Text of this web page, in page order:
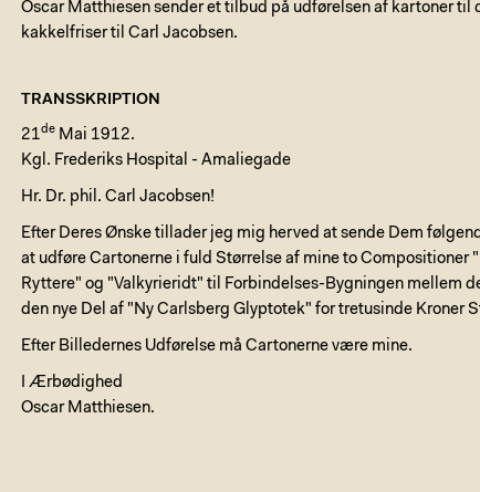
Oscar Matthiesen sender et tilbud på udførelsen af kartoner til
kakkelfriser til Carl Jacobsen.
TRANSSKRIPTION
21de Mai 1912.
Kgl. Frederiks Hospital - Amaliegade
Hr. Dr. phil. Carl Jacobsen!
Efter Deres Ønske tillader jeg mig herved at sende Dem
at udføre Cartonerne i fuld Størrelse af mine to Compositioner
Ryttere" og "Valkyrieridt" til Forbindelses-Bygningen mellem
den nye Del af "Ny Carlsberg Glyptotek" for tretusinde Kroner
Efter Billedernes Udførelse må Cartonerne være mine.
I Ærbødighed
Oscar Matthiesen.